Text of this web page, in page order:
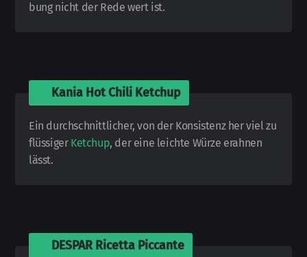
bung nicht der Rede wert ist.
Kania Hot Chili Ketchup
Ein durch­schnitt­li­cher, von der Kon­sis­tenz her viel zu
flüs­si­ger Ketchup, der eine leichte Würze er­ah­nen
lässt.
DESPAR Ricetta Piccante